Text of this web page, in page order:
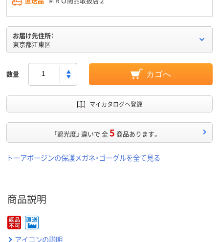
お届け先住所：
東京都江東区
数量 カゴへ
マイカタログへ登録
「遮光度」 違いで 全5 商品あります。
トーアボージンの保護メガネ・ゴーグルを全て見る
商品説明
アイコンの説明